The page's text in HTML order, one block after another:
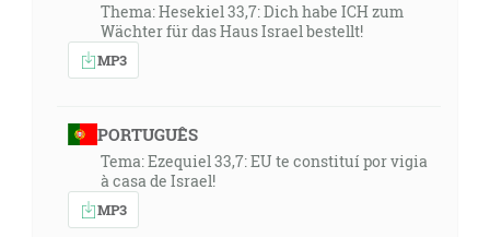
Thema: Hesekiel 33,7: Dich habe ICH zum
Wächter für das Haus Israel bestellt!
MP3
PORTUGUÊS
Tema: Ezequiel 33,7: EU te constituí por vigia
à casa de Israel!
MP3